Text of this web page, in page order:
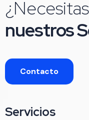
¿Necesitas
nuestros
Contacto
Servicios